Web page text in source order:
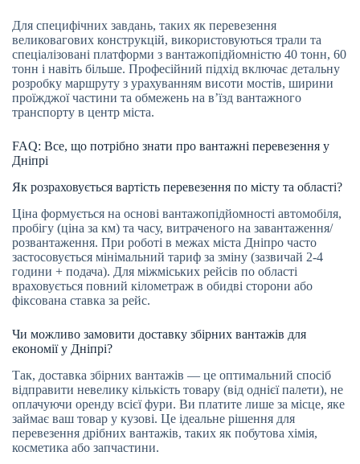
Для специфічних завдань, таких як перевезення
великовагових конструкцій, використовуються трали та
спеціалізовані платформи з вантажопідйомністю 40 тонн, 60
тонн і навіть більше. Професійний підхід включає детальну
розробку маршруту з урахуванням висоти мостів, ширини
проїжджої частини та обмежень на в’їзд вантажного
транспорту в центр міста.
FAQ: Все, що потрібно знати про вантажні перевезення у
Дніпрі
Як розраховується вартість перевезення по місту та області?
Ціна формується на основі вантажопідйомності автомобіля,
пробігу (ціна за км) та часу, витраченого на завантаження/
розвантаження. При роботі в межах міста Дніпро часто
застосовується мінімальний тариф за зміну (зазвичай 2-4
години + подача). Для міжміських рейсів по області
враховується повний кілометраж в обидві сторони або
фіксована ставка за рейс.
Чи можливо замовити доставку збірних вантажів для
економії у Дніпрі?
Так, доставка збірних вантажів — це оптимальний спосіб
відправити невелику кількість товару (від однієї палети), не
оплачуючи оренду всієї фури. Ви платите лише за місце, яке
займає ваш товар у кузові. Це ідеальне рішення для
перевезення дрібних вантажів, таких як побутова хімія,
косметика або запчастини.